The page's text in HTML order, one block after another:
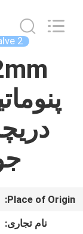
محصولات
درباره
تور
کارخانه
2 Way Pneumatic Solenoid Valve
Place of Origin:
نام تجاری: